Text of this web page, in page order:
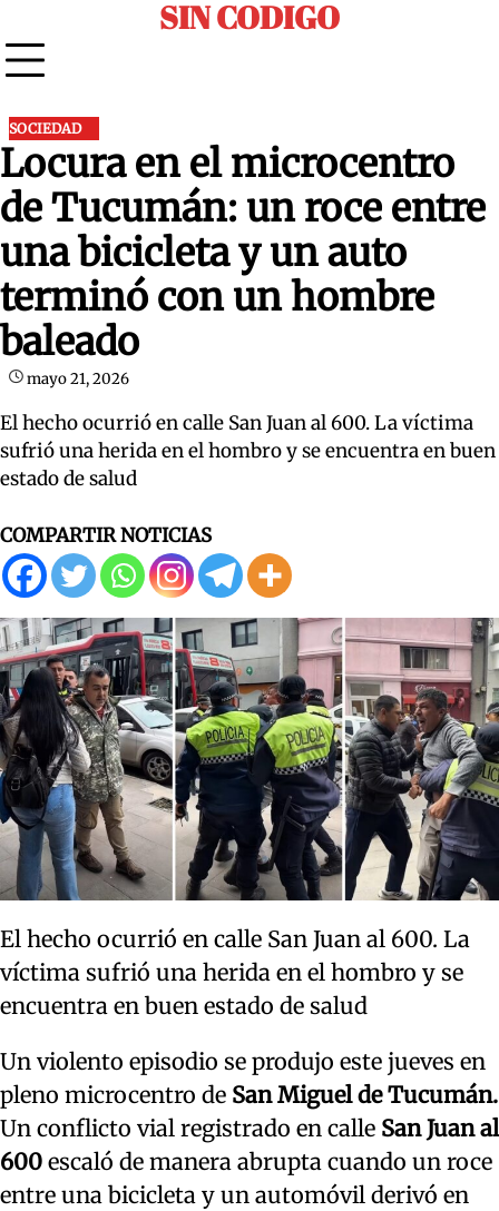
to
content
SIN CODIGO
SOCIEDAD
Locura en el microcentro
de Tucumán: un roce entre
una bicicleta y un auto
terminó con un hombre
baleado
mayo 21, 2026
El hecho ocurrió en calle San Juan al 600. La víctima
sufrió una herida en el hombro y se encuentra en buen
estado de salud
COMPARTIR NOTICIAS
El hecho ocurrió en calle San Juan al 600. La
víctima sufrió una herida en el hombro y se
encuentra en buen estado de salud
Un violento episodio se produjo este jueves en
pleno microcentro de San Miguel de Tucumán.
Un conflicto vial registrado en calle San Juan al
600 escaló de manera abrupta cuando un roce
entre una bicicleta y un automóvil derivó en